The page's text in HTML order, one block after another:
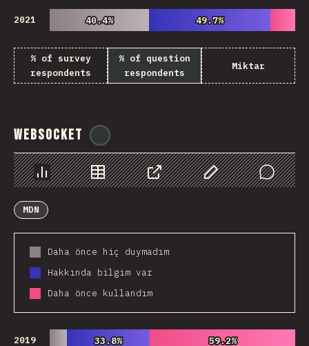
2021 40.4%
40.4% 49.7%
49.7%
% of survey
respondents
% of question
respondents
Miktar
WebSocket
Chart Data Share Customize Data
Comments
MDN
Daha önce hiç duymadım
Hakkında bilgim var
Daha önce kullandım
2019 33.8%
33.8% 59.2%
59.2%